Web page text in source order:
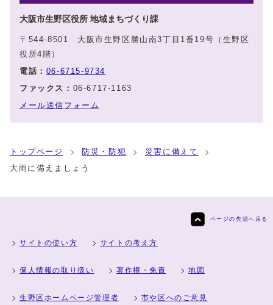
大阪市生野区役所 地域まちづくり課
〒544-8501 大阪市生野区勝山南3丁目1番19号（生野区
役所4階）
電話： 06-6715-9734
ファックス： 06-6717-1163
メール送信フォーム
トップページ 防災・防犯
災害に備えて
大雨に備えましょう
ページの先頭へ戻る
サイトの使い方 サイトの考え方
個人情報の取り扱い 著作権・免責 地図
生野区ホームページ管理者 市や区へのご意見